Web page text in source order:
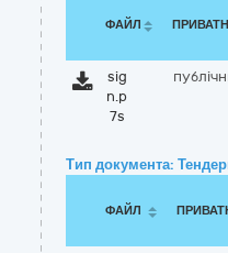
ФАЙЛ
sig
n.p
7s
Тип документа:
ФАЙЛ